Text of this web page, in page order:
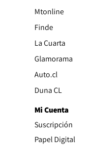
Mtonline
Finde
La Cuarta
Glamorama
Auto.clOpens in
Duna CLOpens
Mi Cuenta
Suscripción
Papel Digital